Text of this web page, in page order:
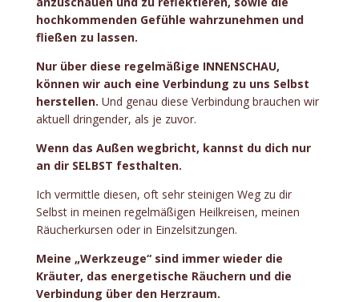
hochkommenden Gefühle wahrzunehmen und
fließen zu lassen.
Nur über diese regelmäßige INNENSCHAU,
können wir auch eine Verbindung zu uns Selbst
herstellen. Und genau diese Verbindung brauchen wir
aktuell dringender, als je zuvor.
Wenn das Außen wegbricht, kannst du dich nur
an dir SELBST festhalten.
Ich vermittle diesen, oft sehr steinigen Weg zu dir
Selbst in meinen regelmäßigen Heilkreisen, meinen
Räucherkursen oder in Einzelsitzungen.
Meine „Werkzeuge“ sind immer wieder die
Kräuter, das energetische Räuchern und die
Verbindung über den Herzraum.